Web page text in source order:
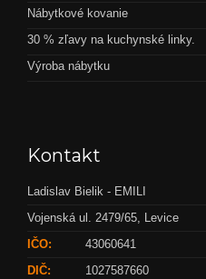
Nábytkové kovanie
30 % zľavy na kuchynské linky.
Výroba nábytku
Kontakt
Ladislav Bielik - EMILI
Vojenská ul. 2479/65, Levice
IČO:
43060641
DIČ:
1027587660